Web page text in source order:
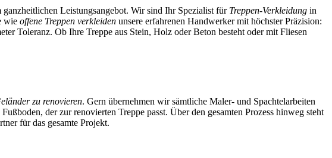
Leistungsangebot. Wir sind Ihr Spezialist für Treppen-Verkleidung in
wie offene Treppen verkleiden unsere erfahrenen Handwerker mit höchster Präzision:
Toleranz. Ob Ihre Treppe aus Stein, Holz oder Beton besteht oder mit Fliesen
zu renovieren. Gern übernehmen wir sämtliche Maler- und Spachtelarbeiten
der zur renovierten Treppe passt. Über den gesamten Prozess hinweg steht
für das gesamte Projekt.